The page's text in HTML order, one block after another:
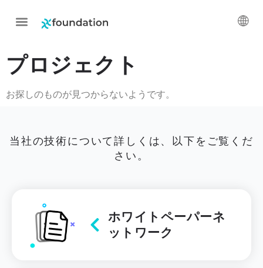
プロジェクト
お探しのものが見つからないようです。
当社の技術について詳しくは、以下をご覧くだ
さい。
ホワイトペーパーネ
ットワーク